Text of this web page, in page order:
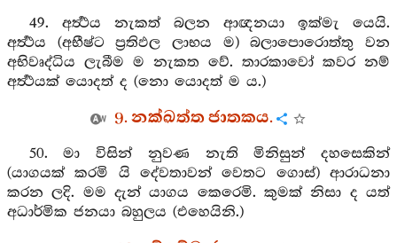
49. අර්‍ත්‍ථය නැකත් බලන ආඥනයා ඉක්මැ යෙයි.
අර්‍ත්‍ථය (අභීෂ්ට ප්‍රතිඵල ලාභය ම) බලාපොරොත්තු වන
අභිවෘද්ධිය ලැබීම ම නැකත වේ. තාරකාවෝ කවර නම්
අර්‍ත්‍ථයක් යොදත් ද (නො යොදත් ම ය.)
9. නක්ඛත්ත ජාතකය.
50. මා විසින් නුවණ නැති මිනිසුන් දහසෙකින්
(යාගයක් කරමි යි දේවතාවන් වෙතට ගොස්) ආරාධනා
කරන ලදි. මම දැන් යාගය කෙරෙමි. කුමක් නිසා ද යත්
අධාර්මික ජනයා බහුලය (එහෙයිනි.)